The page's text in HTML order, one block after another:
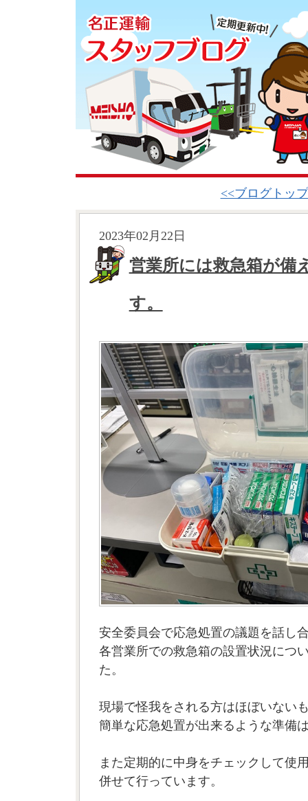
<<ブログトッ
2023年02月22日
営業所には救急箱が備
す。
安全委員会で応急処置の議題を話し
各営業所での救急箱の設置状況につ
た。
現場で怪我をされる方はほぼいない
簡単な応急処置が出来るような準備
また定期的に中身をチェックして使
併せて行っています。